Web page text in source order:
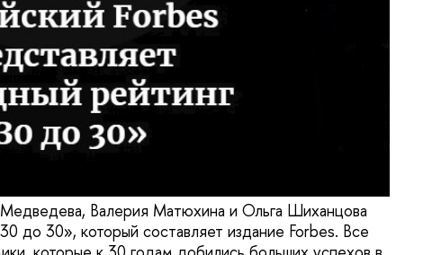
Валерия Матюхина и Ольга Шиханцова
до 30», который составляет издание Forbes. Все